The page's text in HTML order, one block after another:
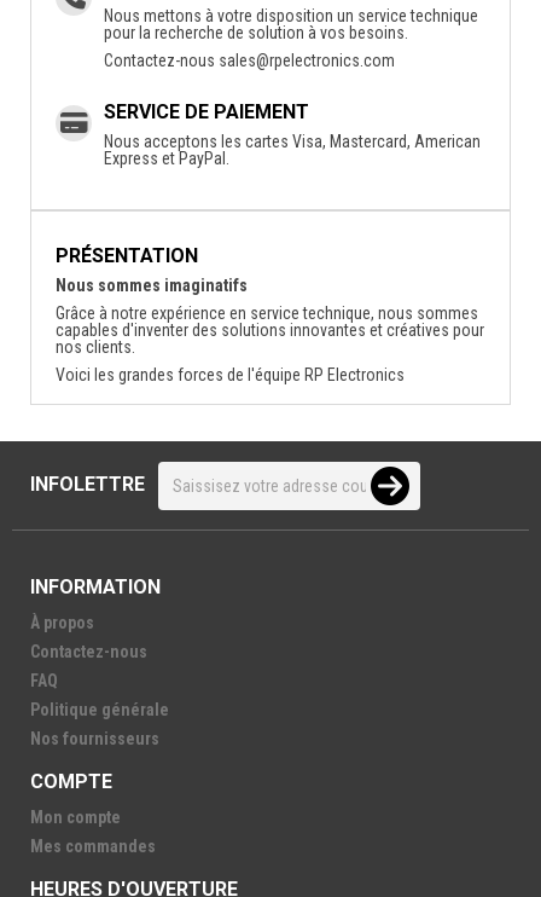
Nous mettons à votre disposition un service technique
pour la recherche de solution à vos besoins.
Contactez-nous sales@rpelectronics.com
SERVICE DE PAIEMENT
Nous acceptons les cartes Visa, Mastercard, American
Express et PayPal.
PRÉSENTATION
Nous sommes imaginatifs
Grâce à notre expérience en service technique, nous sommes
capables d'inventer des solutions innovantes et créatives pour
nos clients.
Voici les grandes forces de l'équipe RP Electronics
INFOLETTRE
INFORMATION
À propos
Contactez-nous
FAQ
Politique générale
Nos fournisseurs
COMPTE
Mon compte
Mes commandes
HEURES D'OUVERTURE